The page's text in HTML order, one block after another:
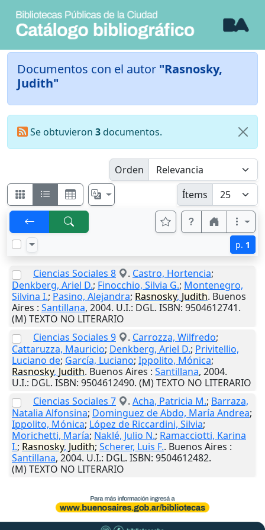
Documentos con el autor "Rasnosky,
Judith"
Se obtuvieron 3documentos.
Orden
Ítems
p. 1
Ciencias Sociales 8 . Castro, Hortencia;
Denkberg, Ariel D.; Finocchio, Silvia G.; Montenegro,
Silvina I.; Pasino, Alejandra; Rasnosky, Judith. Buenos
Aires : Santillana, 2004. U.I.: DGL. ISBN: 9504612741.
(M) TEXTO NO LITERARIO
Ciencias Sociales 9
. Carrozza, Wilfredo;
Cattaruzza, Mauricio; Denkberg, Ariel D.; Privitellio,
Luciano de; García, Luciano; Ippolito, Mónica;
Rasnosky, Judith. Buenos Aires : Santillana, 2004.
U.I.: DGL. ISBN: 9504612490. (M) TEXTO NO LITERARIO
Ciencias Sociales 7
. Acha, Patricia M.; Barraza,
Natalia Alfonsina; Dominguez de Abdo, María Andrea;
Ippolito, Mónica; López de Riccardini, Silvia;
Morichetti, María; Naklé, Julio N.; Ramacciotti, Karina
I.; Rasnosky, Judith; Scherer, Luis F.. Buenos Aires :
Santillana, 2004. U.I.: DGL. ISBN: 9504612482.
(M) TEXTO NO LITERARIO